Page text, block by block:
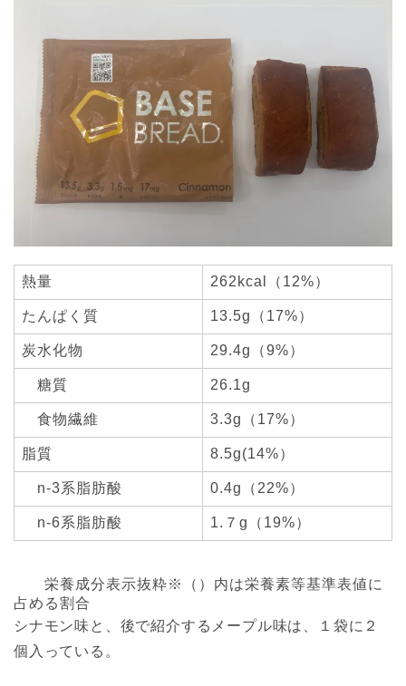
熱量 262kcal（12%）
たんぱく質 13.5g（17%）
炭水化物 29.4g（9%）
糖質 26.1g
食物繊維 3.3g（17%）
脂質 8.5g(14%）
n-3系脂肪酸 0.4g（22%）
n-6系脂肪酸 1.７g（19%）
栄養成分表示抜粋※（）内は栄養素等基準表値に
占める割合
シナモン味と、後で紹介するメープル味は、１袋に２
個入っている。